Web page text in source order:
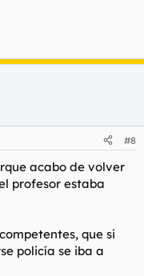
#8
acabo de volver
profesor estaba
que si
policía se iba a